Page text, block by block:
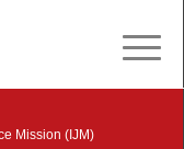
Mission (IJM)